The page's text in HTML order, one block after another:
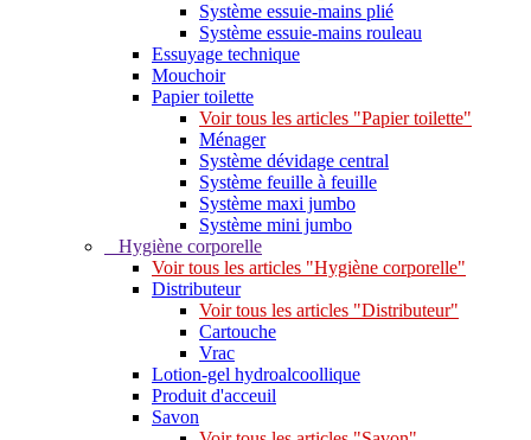
Système essuie-mains plié
Système essuie-mains rouleau
Essuyage technique
Mouchoir
Papier toilette
Voir tous les articles "Papier toilette"
Ménager
Système dévidage central
Système feuille à feuille
Système maxi jumbo
Système mini jumbo
Hygiène corporelle
Voir tous les articles "Hygiène corporelle"
Distributeur
Voir tous les articles "Distributeur"
Cartouche
Vrac
Lotion-gel hydroalcoollique
Produit d'acceuil
Savon